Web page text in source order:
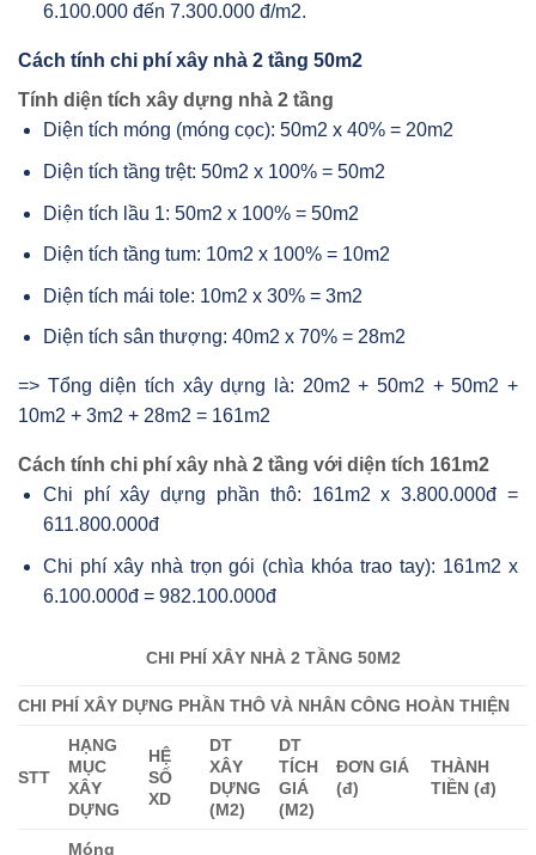
6.100.000 đến 7.300.000 đ/m2.
Cách tính chi phí xây nhà 2 tầng 50m2
Tính diện tích xây dựng nhà 2 tầng
Diện tích móng (móng cọc): 50m2 x 40% = 20m2
Diện tích tầng trệt: 50m2 x 100% = 50m2
Diện tích lầu 1: 50m2 x 100% = 50m2
Diện tích tầng tum: 10m2 x 100% = 10m2
Diện tích mái tole: 10m2 x 30% = 3m2
Diện tích sân thượng: 40m2 x 70% = 28m2
=> Tổng diện tích xây dựng là: 20m2 + 50m2 + 50m2 +
10m2 + 3m2 + 28m2 = 161m2
Cách tính chi phí xây nhà 2 tầng với diện tích 161m2
Chi phí xây dựng phần thô: 161m2 x 3.800.000đ =
611.800.000đ
Chi phí xây nhà trọn gói (chìa khóa trao tay): 161m2 x
6.100.000đ = 982.100.000đ
CHI PHÍ XÂY NHÀ 2 TẦNG 50M2
CHI PHÍ XÂY DỰNG PHẦN THÔ VÀ NHÂN CÔNG HOÀN THIỆN
STT
HẠNG
MỤC
XÂY
DỰNG
HỆ
SỐ
XD
DT
XÂY
DỰNG
(M2)
DT
TÍCH
GIÁ
(M2)
ĐƠN GIÁ
(đ)
THÀNH
TIỀN (đ)
Móng